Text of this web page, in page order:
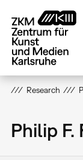
zum
Inhalt
Research
Philip F.